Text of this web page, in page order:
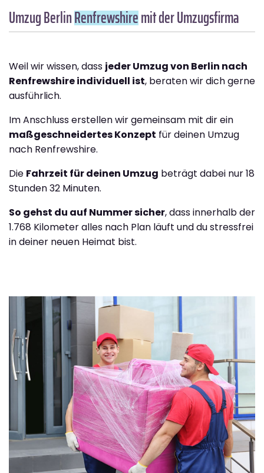
Umzug BerlinRenfrewshiremit der Umzugsfirma
Weil wir wissen, dass jeder Umzug von Berlin nach
Renfrewshire individuell ist, beraten wir dich gerne
ausführlich.
Im Anschluss erstellen wir gemeinsam mit dir ein
maßgeschneidertes Konzept für deinen Umzug
nach Renfrewshire.
Die Fahrzeit für deinen Umzug beträgt dabei nur 18
Stunden 32 Minuten.
So gehst du auf Nummer sicher, dass innerhalb der
1.768 Kilometer alles nach Plan läuft und du stressfrei
in deiner neuen Heimat bist.